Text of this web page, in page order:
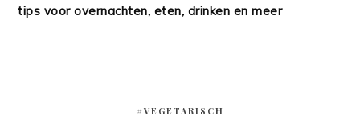
tips voor overnachten, eten, drinken en meer
#VEGETARISCH